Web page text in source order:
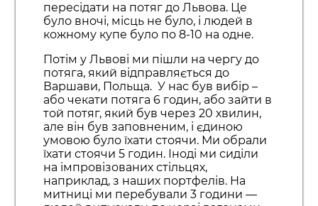
пересідати на потяг до Львова. Це
було вночі, місць не було, і людей в
кожному купе було по 8-10 на одне.
Потім у Львові ми пішли на чергу до
потяга, який відправляється до
Варшави, Польща. У нас був вибір –
або чекати потяга 6 годин, або зайти в
той потяг, який був через 20 хвилин,
але він був заповненим, і єдиною
умовою було їхати стоячи. Ми обрали
їхати стоячи 5 годин. Іноді ми сиділи
на імпровізованих стільцях,
наприклад, з наших портфелів. На
митниці ми перебували 3 години —